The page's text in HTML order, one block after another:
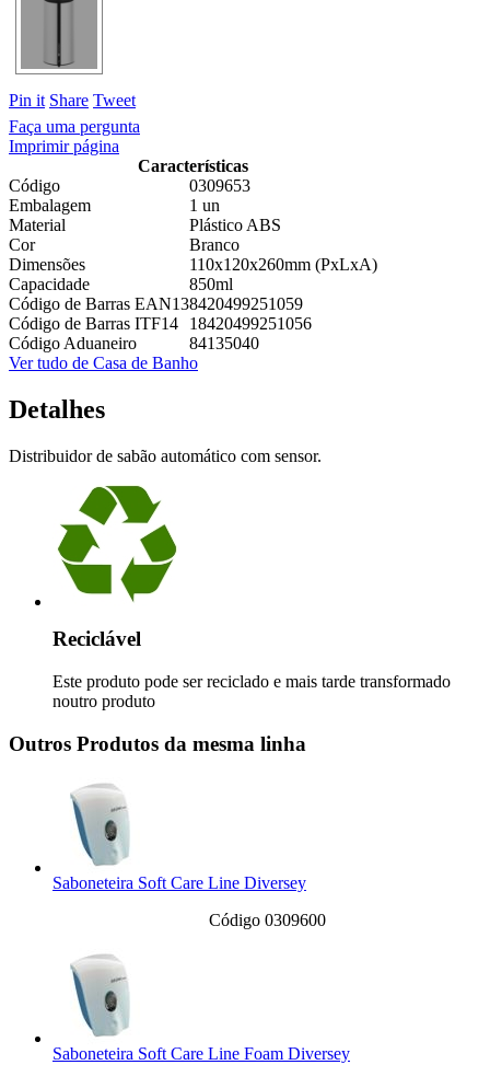
Pin it Share Tweet
Faça uma pergunta
Imprimir página
Características
Código
0309653
Embalagem
1 un
Material
Plástico ABS
Cor
Branco
Dimensões
110x120x260mm (PxLxA)
Capacidade
850ml
Código de Barras EAN138420499251059
Código de Barras ITF14
18420499251056
Código Aduaneiro
84135040
Ver tudo de Casa de Banho
Detalhes
Distribuidor de sabão automático com sensor.
Reciclável
Este produto pode ser reciclado e mais tarde transformado
noutro produto
Outros Produtos da mesma linha
Saboneteira Soft Care Line Diversey
Código 0309600
Saboneteira Soft Care Line Foam Diversey